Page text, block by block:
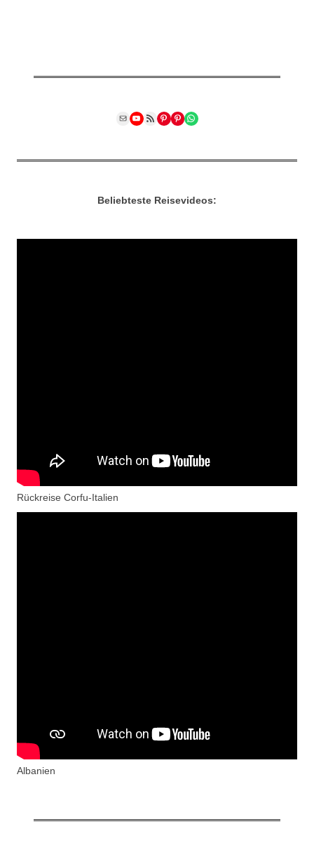
MailYouTube
RSS FeedPinterest
Pinterest
WhatsApp
Beliebteste Reisevideos:
Rückreise Corfu-Italien
Albanien